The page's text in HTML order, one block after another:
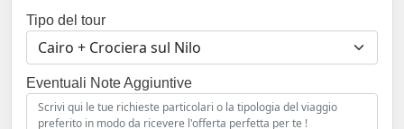
Tipo del tour
Eventuali Note Aggiuntive